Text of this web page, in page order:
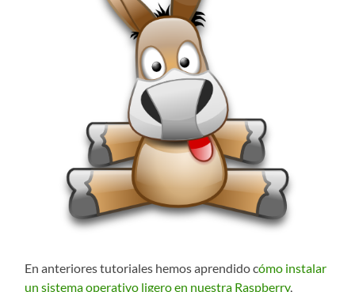
En anteriores tutoriales hemos aprendido cómo instalar
un sistema operativo ligero en nuestra Raspberry,